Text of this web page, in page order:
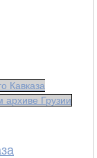
Кавказа
Грузии